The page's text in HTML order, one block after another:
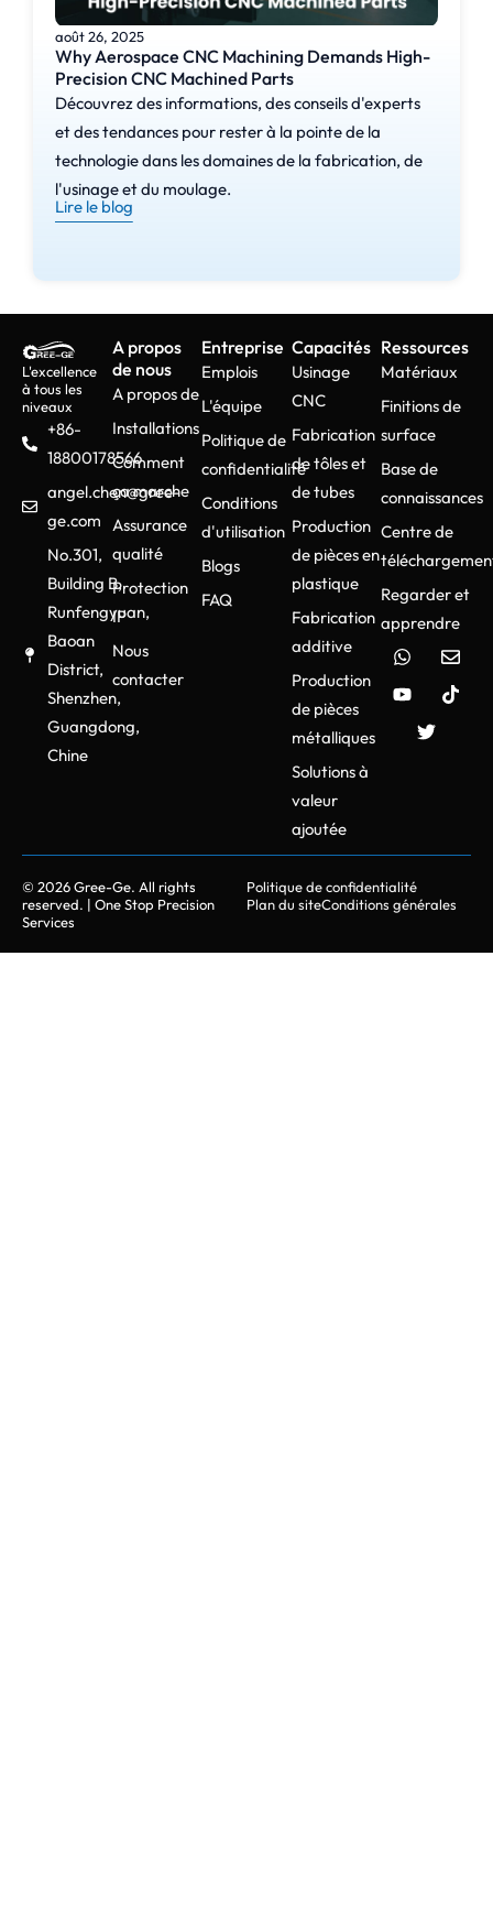
août 26, 2025
Why Aerospace CNC Machining Demands High-
Precision CNC Machined Parts
Découvrez des informations, des conseils d'experts
et des tendances pour rester à la pointe de la
technologie dans les domaines de la fabrication, de
l'usinage et du moulage.
Lire le blog
L'excellence
à tous les
niveaux
+86-
18800178566
angel.chen@gree-
ge.com
No.301,
Building B,
Runfengyuan,
Baoan
District,
Shenzhen,
Guangdong,
Chine
A propos
de nous
A propos de
Installations
Comment
ça marche
Assurance
qualité
Protection
IP
Nous
contacter
Entreprise
Emplois
L'équipe
Politique de
confidentialité
Conditions
d'utilisation
Blogs
FAQ
Capacités
Usinage
CNC
Fabrication
de tôles et
de tubes
Production
de pièces en
plastique
Fabrication
additive
Production
de pièces
métalliques
Solutions à
valeur
ajoutée
Ressources
Matériaux
Finitions de
surface
Base de
connaissances
Centre de
Regarder et
apprendre
© 2026 Gree-Ge. All rights
reserved. | One Stop Precision
Services
Politique de confidentialité
Plan du siteConditions générales